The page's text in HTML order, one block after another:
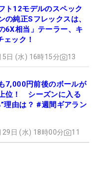
ト12モデルのスペック
の純正Sフレックスは、
6X相当」テーラー、キ
ック！
日 (水) 16時15分 13
7,000円前後のボールが
位！ シーズンに入る
”理由は？ #週間ギアラン
29日 (水) 18時00分 11